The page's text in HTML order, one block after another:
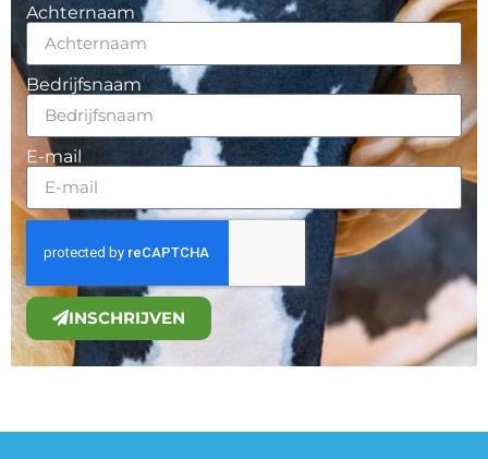
Achternaam
Bedrijfsnaam
E-mail
INSCHRIJVEN